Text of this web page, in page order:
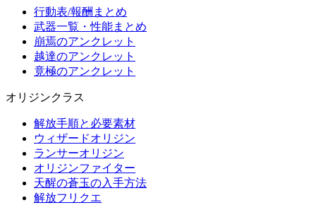
行動表/報酬まとめ
武器一覧・性能まとめ
崩焉のアンクレット
越達のアンクレット
竟極のアンクレット
オリジンクラス
解放手順と必要素材
ウィザードオリジン
ランサーオリジン
オリジンファイター
天醒の蒼玉の入手方法
解放フリクエ